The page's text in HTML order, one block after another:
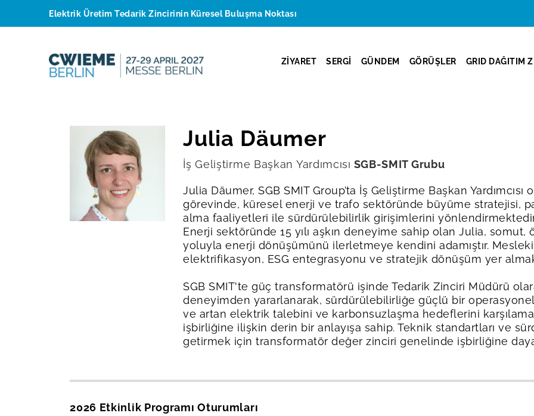
Elektrik Üretim Tedarik Zincirinin Küresel Buluşma Noktası
ZİYARET SERGİ GÜNDEM GÖRÜŞLER GRID DAĞITIM
Julia Däumer
İş Geliştirme Başkan Yardımcısı SGB-SMIT Grubu
Julia Däumer, SGB SMIT Group’ta İş Geliştirme Başkan
görevinde, küresel enerji ve trafo sektöründe büyüme stratejisi,
alma faaliyetleri ile sürdürülebilirlik girişimlerini
Enerji sektöründe 15 yılı aşkın deneyime sahip olan Julia,
yoluyla enerji dönüşümünü ilerletmeye kendini adamıştır. Mesleki
elektrifikasyon, ESG entegrasyonu ve stratejik dönüşüm yer
SGB SMIT'te güç transformatörü işinde Tedarik Zinciri Müdürü
deneyimden yararlanarak, sürdürülebilirliğe güçlü bir
ve artan elektrik talebini ve karbonsuzlaşma hedeflerini
işbirliğine ilişkin derin bir anlayışa sahip. Teknik standartları ve
getirmek için transformatör değer zinciri genelinde işbirliğine
2026 Etkinlik Programı Oturumları